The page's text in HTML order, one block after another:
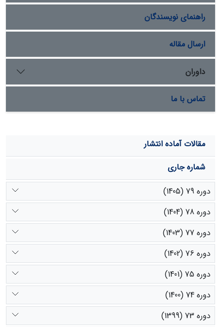
می‌روند. ایستگاه ارومیه در فصول پاییز و تابستان روند منفی
دارد و ایستگا‌‌ه‌های شهرکرد و بندرعباس در فصول تابستان و
زمستان به سمت سردترشدن پیش می‌روند.
راهنمای نویسندگان
ارسال مقاله
داوران
تماس با ما
مقالات آماده انتشار
شماره جاری
دوره 79 (1405)
دوره 78 (1404)
دوره 77 (1403)
دوره 76 (1402)
دوره 75 (1401)
دوره 74 (1400)
دوره 73 (1399)